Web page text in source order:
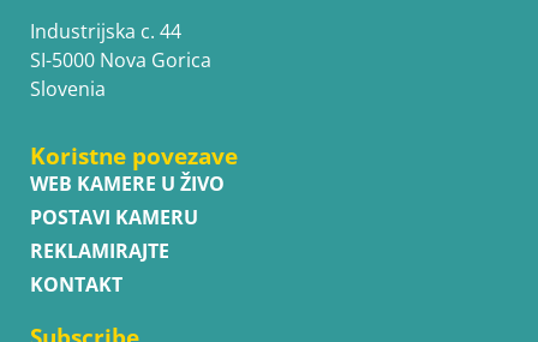
Industrijska c. 44
SI-5000 Nova Gorica
Slovenia
Koristne povezave
WEB KAMERE U ŽIVO
POSTAVI KAMERU
REKLAMIRAJTE
KONTAKT